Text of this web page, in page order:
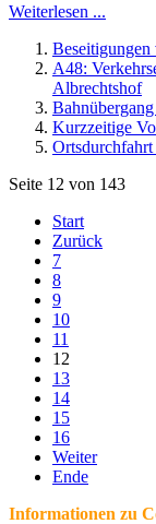
Weiterlesen ...
A48:
Albrechtshof
Kurzzeitige
Ortsdurchfahrt
Seite 12 von 143
Start
Zurück
7
8
9
10
11
12
13
14
15
16
Weiter
Ende
Informationen zu